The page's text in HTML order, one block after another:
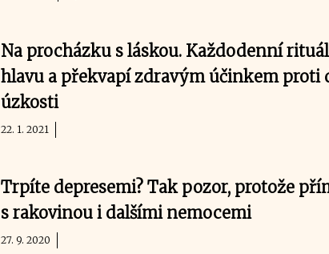
Na procházku s láskou. Každodenní
hlavu a překvapí zdravým účinkem proti
úzkosti
22. 1. 2021
Trpíte depresemi? Tak pozor, protože
s rakovinou i dalšími nemocemi
27. 9. 2020